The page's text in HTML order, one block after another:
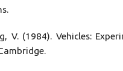
V. (1984). Vehicles: